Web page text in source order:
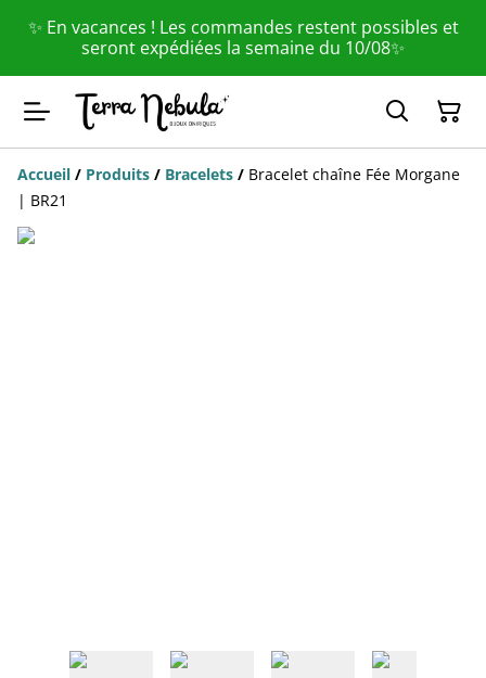
✨ En vacances ! Les commandes restent possibles et
seront expédiées la semaine du 10/08✨
Accueil / Produits / Bracelets / Bracelet chaîne Fée Morgane
| BR21